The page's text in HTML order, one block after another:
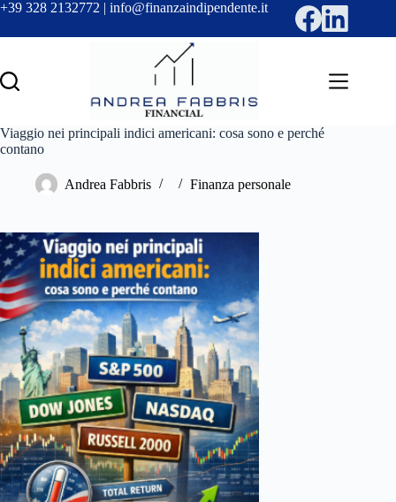
Salta
contenuto
+39 328 2132772 | info@finanzaindipendente.it
Viaggio nei principali indici americani: cosa sono e perché
contano
Andrea Fabbris Finanza personale